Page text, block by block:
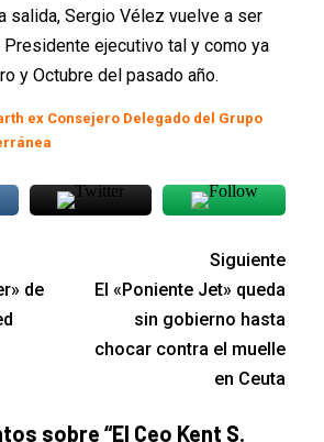
salida, Sergio Vélez vuelve a ser
ejecutivo tal y como ya
y Octubre del pasado año.
ex Consejero Delegado del Grupo
de
Siguiente
El «Poniente Jet» queda
sin gobierno hasta
chocar contra el muelle
en Ceuta
sobre “El Ceo Kent S.